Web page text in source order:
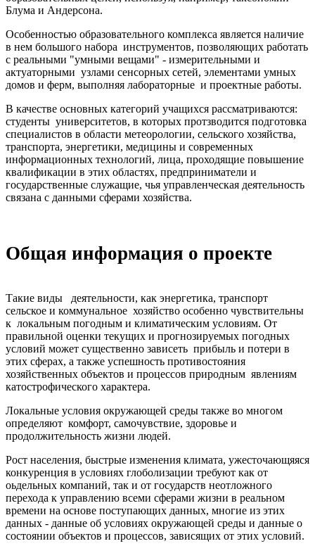
Блума и Андерсона.
Особенностью образовательного комплекса является наличие
в нем большого набора инструментов, позволяющих работать
с реальными "умными вещами" - измерительными и
актуаторными узлами сенсорных сетей, элементами умных
домов и ферм, выполняя лабораторные и проектные работы.
В качестве основных категорий учащихся рассматриваются:
студенты университетов, в которых протзводится подготовка
специалистов в области метеорологии, сельского хозяйства,
транспорта, энергетики, медицины и современных
информационных технологий, лица, проходящие повышение
квалификации в этих областях, предприниматели и
государственные служащие, чья управленческая деятельность
связана с данными сферами хозяйства.
Общая информация о проекте
Такие виды деятельности, как энергетика, транспорт
сельское и коммунальное хозяйство особенно чувствительны
к локальным погодным и климатическим условиям. От
правильной оценки текущих и прогнозируемых погодных
условий может существенно зависеть прибыль и потери в
этих сферах, а также успешность противостояния
хозяйственных объектов и процессов природным явлениям
катострофического характера.
Локальные условия окружающей среды также во многом
определяют комфорт, самочувствие, здоровье и
продолжительность жизни людей.
Рост населения, быстрые изменения климата, ужесточающяяся
конкуренция в условиях глоболизации требуют как от
оьдельных компаний, так и от государств неотложного
перехода к управлению всеми сферами жизни в реальном
времени на основе поступающих данных, многие из этих
данных - данные об условиях окружающей среды и данные о
состоянии объектов и процессов, зависящих от этих условий.